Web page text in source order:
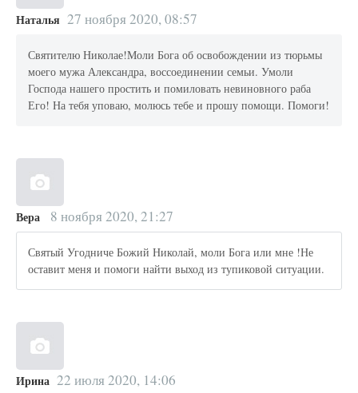
Наталья 27 ноября 2020, 08:57
Святителю Николае!Моли Бога об освобождении из тюрьмы
моего мужа Александра, воссоединении семьи. Умоли
Господа нашего простить и помиловать невиновного раба
Его! На тебя уповаю, молюсь тебе и прошу помощи. Помоги!
Вера 8 ноября 2020, 21:27
Святый Угодниче Божий Николай, моли Бога или мне !Не
оставит меня и помоги найти выход из тупиковой ситуации.
Ирина 22 июля 2020, 14:06